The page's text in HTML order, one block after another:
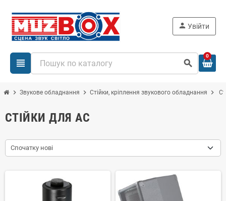
view_headline search
person Увійти
0
chevron_right Звукове обладнання chevron_right Стійки, кріплення звукового обладнання chevron_right
СТІЙКИ ДЛЯ АС
Спочатку нові